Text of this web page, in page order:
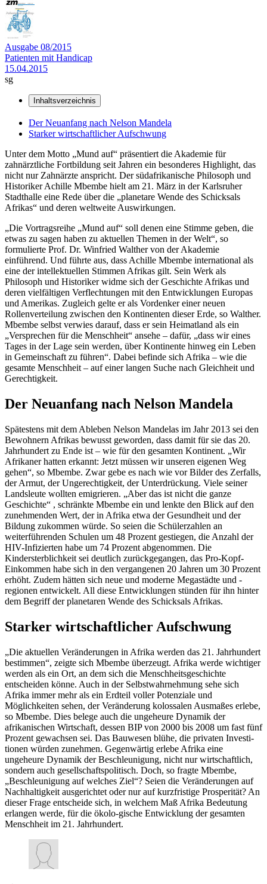
Ausgabe 08/2015
Patienten mit Handicap
15.04.2015
sg
Inhaltsverzeichnis
Der Neuanfang nach Nelson Mandela
Starker wirtschaftlicher Aufschwung
Unter dem Motto „Mund auf“ präsentiert die Akademie für
zahnärztliche Fortbildung seit Jahren ein besonderes Highlight, das
nicht nur Zahnärzte anspricht. Der südafrikanische Philosoph und
Historiker Achille Mbembe hielt am 21. März in der Karlsruher
Stadthalle eine Rede über die „planetare Wende des Schicksals
Afrikas“ und deren weltweite Auswirkungen.
„Die Vortragsreihe „Mund auf“ soll denen eine Stimme geben, die
etwas zu sagen haben zu aktuellen Themen in der Welt“, so
formulierte Prof. Dr. Winfried Walther von der Akademie
einführend. Und führte aus, dass Achille Mbembe international als
eine der intellektuellen Stimmen Afrikas gilt. Sein Werk als
Philosoph und Historiker widme sich der Geschichte Afrikas und
deren vielfältigen Verflechtungen mit den Entwicklungen Europas
und Amerikas. Zugleich gelte er als Vordenker einer neuen
Rollenverteilung zwischen den Kontinenten dieser Erde, so Walther.
Mbembe selbst verwies darauf, dass er sein Heimatland als ein
„Versprechen für die Menschheit“ ansehe – dafür, „dass wir eines
Tages in der Lage sein werden, über Kontinente hinweg ein Leben
in Gemeinschaft zu führen“. Dabei befinde sich Afrika – wie die
gesamte Menschheit – auf einer langen Suche nach Gleichheit und
Gerechtigkeit.
Der Neuanfang nach Nelson Mandela
Spätestens mit dem Ableben Nelson Mandelas im Jahr 2013 sei den
Bewohnern Afrikas bewusst geworden, dass damit für sie das 20.
Jahrhundert zu Ende ist – wie für den gesamten Kontinent. „Wir
Afrikaner hatten erkannt: Jetzt müssen wir unseren eigenen Weg
gehen“, so Mbembe. Zwar gebe es nach wie vor Bilder des Zerfalls,
der Armut, der Ungerechtigkeit, der Unterdrückung. Viele seiner
Landsleute wollten emigrieren. „Aber das ist nicht die ganze
Geschichte“ , schränkte Mbembe ein und lenkte den Blick auf den
zunehmenden Wert, der in Afrika etwa der Gesundheit und der
Bildung zukommen würde. So seien die Schülerzahlen an
weiterführenden Schulen um 48 Prozent gestiegen, die Anzahl der
HIV-Infizierten habe um 74 Prozent abgenommen. Die
Kindersterblichkeit sei deutlich zurückgegangen, das Pro-Kopf-
Einkommen habe sich in den vergangenen 20 Jahren um 30 Prozent
erhöht. Zudem hätten sich neue und moderne Megastädte und -
regionen entwickelt. All diese Entwicklungen stünden für ihn hinter
dem Begriff der planetaren Wende des Schicksals Afrikas.
Starker wirtschaftlicher Aufschwung
„Die aktuellen Veränderungen in Afrika werden das 21. Jahrhundert
bestimmen“, zeigte sich Mbembe überzeugt. Afrika werde wichtiger
werden als ein Ort, an dem sich die Menschheitsgeschichte
entscheiden könne. Auch in der Selbstwahrnehmung sehe sich
Afrika immer mehr als ein Erdteil voller Potenziale und
Möglichkeiten sehen, der Veränderung kolossalen Ausmaßes erlebe,
so Mbembe. Dies belege auch die ungeheure Dynamik der
afrikanischen Wirtschaft, dessen BIP von 2000 bis 2008 um fast fünf
Prozent gewachsen sei. Das Bauwesen blühe, die privaten Investi-
tionen würden zunehmen. Gegenwärtig erlebe Afrika eine
ungeheure Dynamik der Beschleunigung, nicht nur wirtschaftlich,
sondern auch gesellschaftspolitisch. Doch, so fragte Mbembe,
„Beschleunigung auf welches Ziel“? Seien die Veränderungen auf
Nachhaltigkeit ausgerichtet oder nur auf kurzfristige Prosperität? An
dieser Frage entscheide sich, in welchem Maß Afrika Bedeutung
erlangen werde, für die ökolo-gische Entwicklung der gesamten
Menschheit im 21. Jahrhundert.